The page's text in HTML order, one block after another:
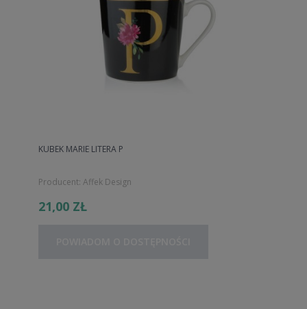
KUBEK MARIE LITERA P
Producent: Affek Design
21,00 ZŁ